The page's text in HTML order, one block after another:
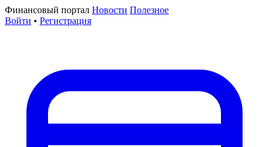
Финансовый портал Новости Полезное
Войти • Регистрация